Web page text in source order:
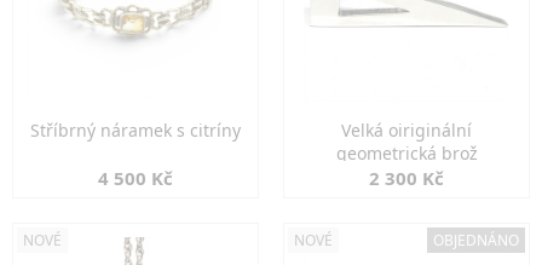
Stříbrný náramek s citríny
4 500 Kč
Velká oiriginální
geometrická brož
2 300 Kč
NOVÉ NOVÉ OBJEDNÁNO